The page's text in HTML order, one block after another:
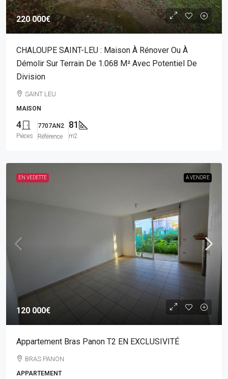
220 000€
CHALOUPE SAINT-LEU : Maison À Rénover Ou À
Démolir Sur Terrain De 1.068 M² Avec Potentiel De
Division
SAINT LEU
MAISON
4
Pièces
7707AN2
Référence
81
m2
EN VEDETTE A VENDRE
120 000€
Appartement Bras Panon T2 EN EXCLUSIVITÉ
BRAS PANON
APPARTEMENT